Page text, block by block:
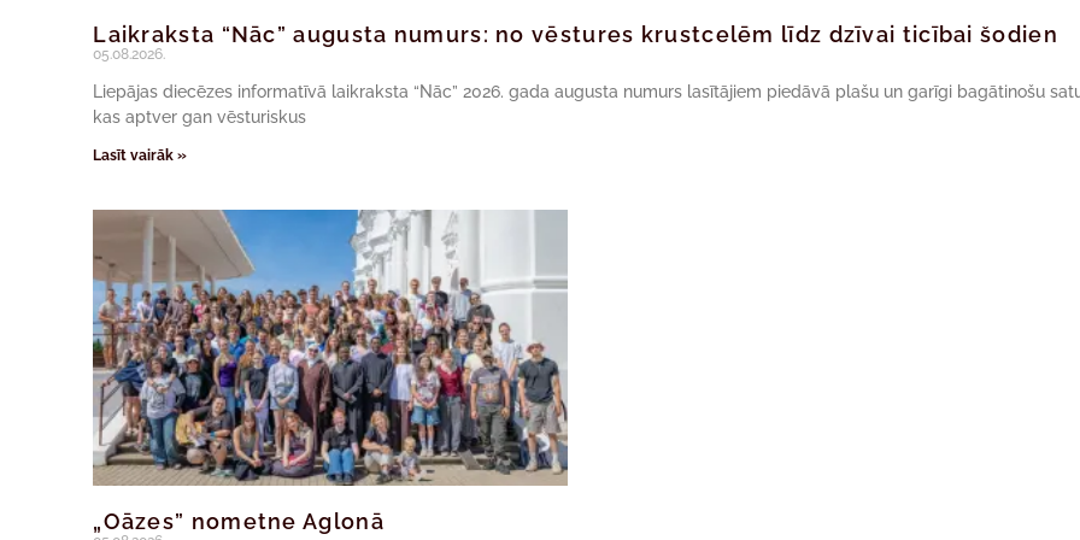
Laikraksta “Nāc” augusta numurs: no vēstures krustcelēm līdz dzīvai ticībai šodien
05.08.2026.
Liepājas diecēzes informatīvā laikraksta “Nāc” 2026. gada augusta numurs lasītājiem piedāvā plašu un garīgi bagātinošu
kas aptver gan vēsturiskus
Lasīt vairāk »
„Oāzes” nometne Aglonā